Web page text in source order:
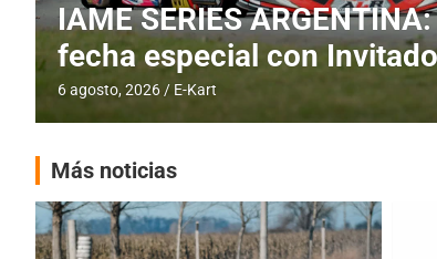
IAME SERIES
fecha con Invitados
4 agosto, 2026 E-Kart
Más noticias